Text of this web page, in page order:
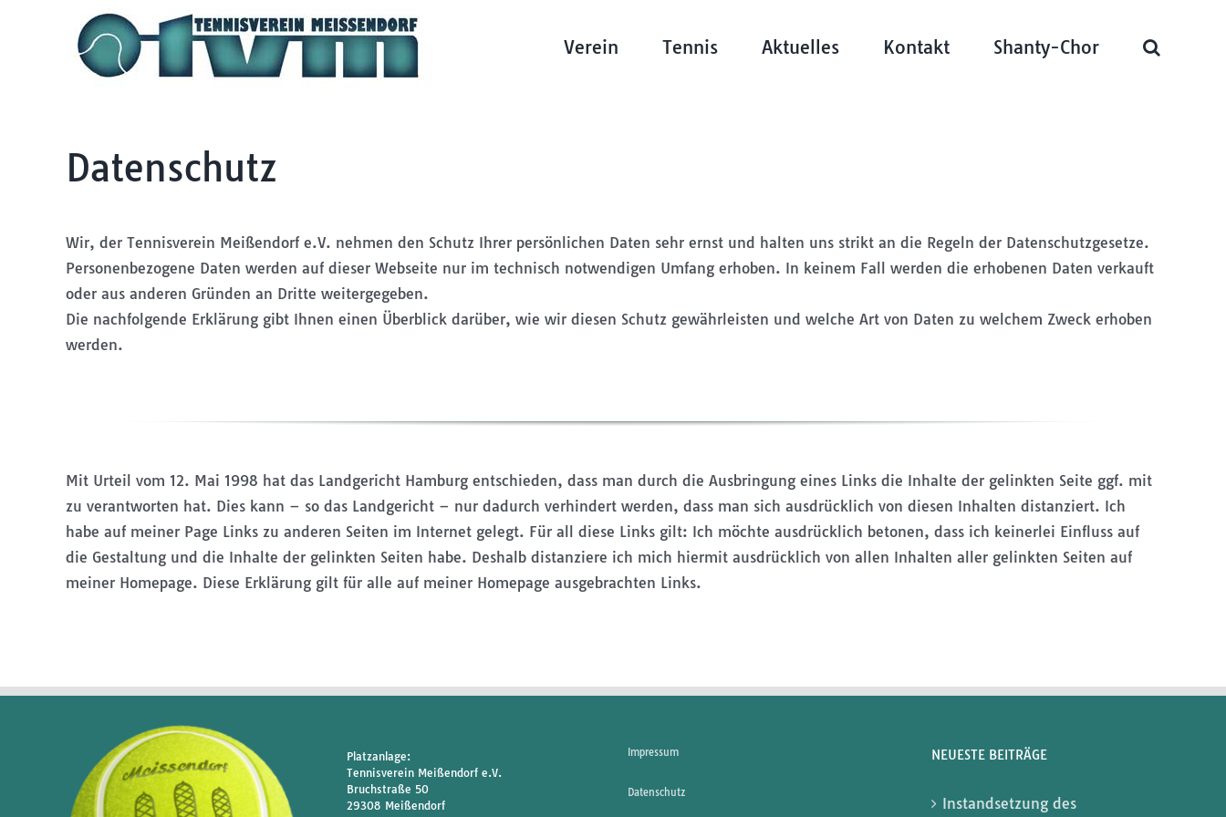
Verein Tennis Aktuelles Kontakt Shanty-Chor
Datenschutz
Wir, der Tennisverein Meißendorf e.V. nehmen den Schutz Ihrer persönlichen Daten sehr ernst und halten uns strikt an die Regeln der Datenschutzgesetze.
Personenbezogene Daten werden auf dieser Webseite nur im technisch notwendigen Umfang erhoben. In keinem Fall werden die erhobenen Daten verkauft
oder aus anderen Gründen an Dritte weitergegeben.
Die nachfolgende Erklärung gibt Ihnen einen Überblick darüber, wie wir diesen Schutz gewährleisten und welche Art von Daten zu welchem Zweck erhoben
werden.
Mit Urteil vom 12. Mai 1998 hat das Landgericht Hamburg entschieden, dass man durch die Ausbringung eines Links die Inhalte der gelinkten Seite ggf. mit
zu verantworten hat. Dies kann – so das Landgericht – nur dadurch verhindert werden, dass man sich ausdrücklich von diesen Inhalten distanziert. Ich
habe auf meiner Page Links zu anderen Seiten im Internet gelegt. Für all diese Links gilt: Ich möchte ausdrücklich betonen, dass ich keinerlei Einfluss auf
die Gestaltung und die Inhalte der gelinkten Seiten habe. Deshalb distanziere ich mich hiermit ausdrücklich von allen Inhalten aller gelinkten Seiten auf
meiner Homepage. Diese Erklärung gilt für alle auf meiner Homepage ausgebrachten Links.
Platzanlage:
Tennisverein Meißendorf e.V.
Bruchstraße 50
29308 Meißendorf
Impressum
Datenschutz
NEUESTE BEITRÄGE
Instandsetzung des